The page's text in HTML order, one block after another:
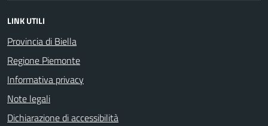
LINK UTILI
Provincia di Biella
Regione Piemonte
Informativa privacy
Note legali
Dichiarazione di accessibilità